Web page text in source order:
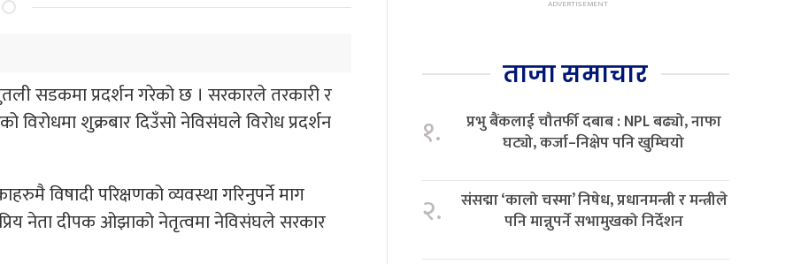
सडकमा प्रदर्शन गरेको छ । सरकारले तरकारी र
विरोधमा शुक्रबार दिउँसो नेविसंघले विरोध प्रदर्शन
विषादी परिक्षणको व्यवस्था गरिनुपर्ने माग
नेता दीपक ओझाको नेतृत्वमा नेविसंघले सरकार
ताजा समाचार
१.
प्रभु बैंकलाई चौतर्फी दबाब : NPL बढ्यो, नाफा
घट्यो, कर्जा–निक्षेप पनि खुम्चियो
२.
संसद्मा ‘कालो चस्मा’ निषेध, प्रधानमन्त्री र मन्त्रीले
पनि मान्नुपर्ने सभामुखको निर्देशन